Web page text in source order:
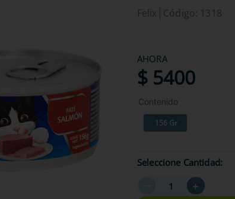
Felix Código: 1318
AHORA
$ 5400
Contenido
156 Gr
Seleccione Cantidad
＋